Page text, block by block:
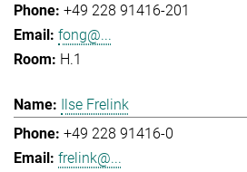
+49 228 91416-201
fong@...
H.1
Ilse Frelink
+49 228 91416-0
frelink@...